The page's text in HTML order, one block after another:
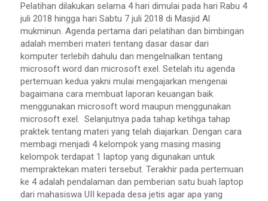
Pelatihan dilakukan selama 4 hari dimulai pada hari Rabu 4
juli 2018 hingga hari Sabtu 7 juli 2018 di Masjid Al
mukminun. Agenda pertama dari pelatihan dan bimbingan
adalah memberi materi tentang dasar dasar dari
komputer terlebih dahulu dan mengelnalkan tentang
microsoft word dan microsoft exel. Setelah itu agenda
pertemuan kedua yakni mulai mengajarkan mengenai
bagaimana cara membuat laporan keuangan baik
menggunakan microsoft word maupun menggunakan
microsoft exel. Selanjutnya pada tahap ketihga tahap
praktek tentang materi yang telah diajarkan. Dengan cara
membagi menjadi 4 kelompok yang masing masing
kelompok terdapat 1 laptop yang digunakan untuk
mempraktekan materi tersebut. Terakhir pada pertemuan
ke 4 adalah pendalaman dan pemberian satu buah laptop
dari mahasiswa UII kepada desa jetis agar apa yang